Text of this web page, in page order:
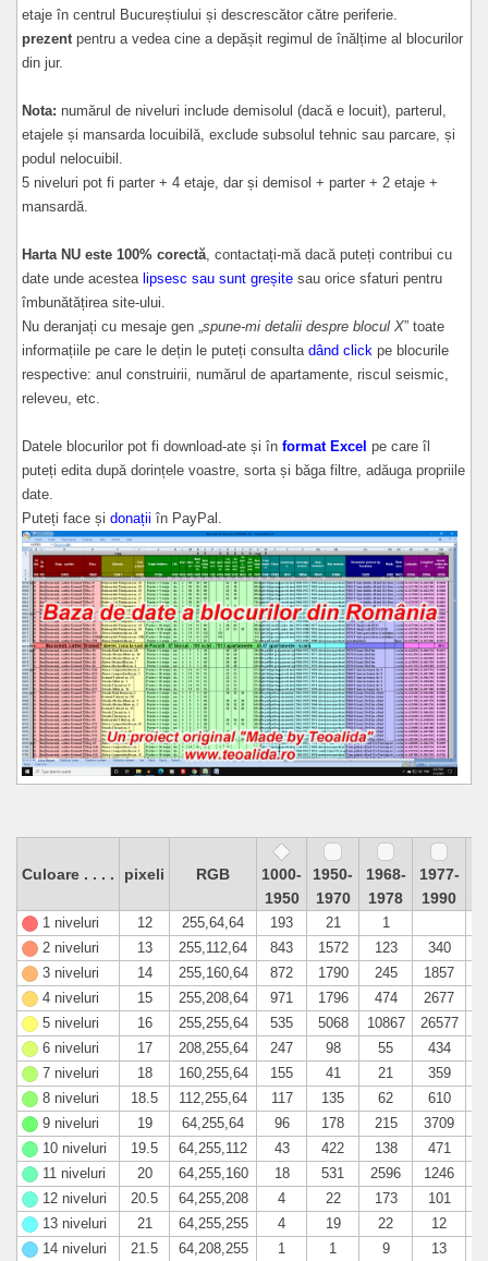
etaje în centrul Bucureștiului și descrescător către periferie.
prezentpentru a vedea cine a depășit regimul de înălțime al blocurilor
din jur.
Nota: numărul de niveluri include demisolul (dacă e locuit), parterul,
etajele și mansarda locuibilă, exclude subsolul tehnic sau parcare, și
podul nelocuibil.
5 niveluri pot fi parter + 4 etaje, dar și demisol + parter + 2 etaje +
mansardă.
Harta NU este 100% corectă, contactați-mă dacă puteți contribui cu
date unde acestea lipsesc sau sunt greșite sau orice sfaturi pentru
îmbunătățirea site-ului.
Nu deranjați cu mesaje gen „spune-mi detalii despre blocul X” toate
informațiile pe care le dețin le puteți consulta dând click pe blocurile
respective: anul construirii, numărul de apartamente, riscul seismic,
releveu, etc.
Datele blocurilor pot fi download-ate și în format Excel pe care îl
puteți edita după dorințele voastre, sorta și băga filtre, adăuga propriile
date.
Puteți face și donații în PayPal.
Culoare . . . . pixeli RGB
1000-
1950
1950-
1970
1968-
1978
1977-
1990
1 niveluri 12 255,64,64 193 21
1
2 niveluri
13 255,112,64 843 1572 123
340
3 niveluri
14 255,160,64 872 1790 245 1857
4 niveluri
15 255,208,64 971 1796 474 2677
5 niveluri
16 255,255,64 535 5068 10867 26577
6 niveluri
17 208,255,64 247 98 55 434
7 niveluri
18 160,255,64 155 41 21 359
8 niveluri
18.5 112,255,64 117 135 62 610
9 niveluri
19 64,255,64 96 178 215 3709
10 niveluri
19.5 64,255,112 43 422 138 471
11 niveluri
20 64,255,160 18 531 2596 1246
12 niveluri
20.5 64,255,208 4 22 173 101
13 niveluri
21 64,255,255 4 19 22
12
14 niveluri
21.5 64,208,255 1 1 9 13